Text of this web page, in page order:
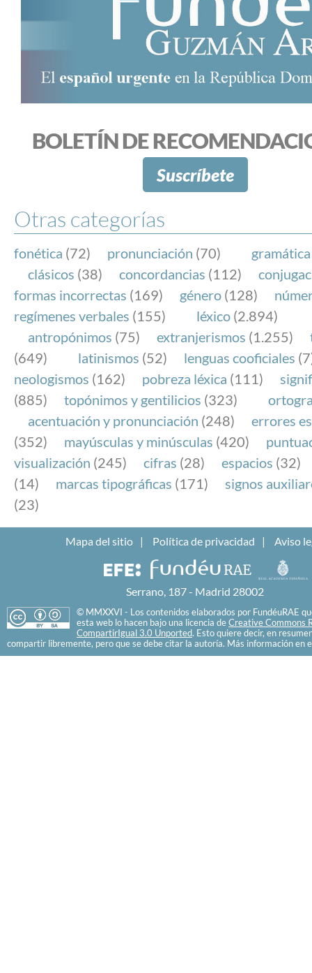
BOLETÍN DE
Suscríbete
Otras categorías
fonética (72) pronunciación (70) gramática
clásicos (38) concordancias (112)
formas incorrectas (169) género (128)
regímenes verbales (155) léxico (2.894)
antropónimos (75) extranjerismos (1.255)
(649)
latinismos (52) lenguas cooficiales
neologismos (162) pobreza léxica (111)
(885)
topónimos y gentilicios (323)
acentuación y pronunciación (248)
errores
(352)
mayúsculas y minúsculas (420)
visualización (245) cifras (28) espacios (32)
(14)
marcas tipográficas (171)
signos
(23)
Mapa del sitio Política de privacidad Aviso
Serrano, 187 - Madrid 28002
© MMXXVI - Los contenidos elaborados por FundéuRAE
esta web lo hacen bajo una licencia de Creative Commons
CompartirIgual 3.0 Unported. Esto quiere decir, en
compartir libremente, pero que se debe citar la autoría. Más información en